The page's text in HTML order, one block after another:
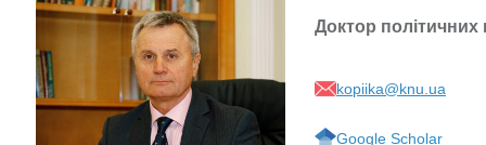
Доктор
kopiika@knu.ua
Google Scholar